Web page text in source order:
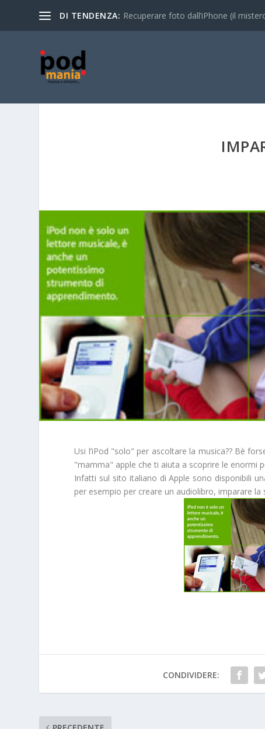
DI TENDENZA: Recuperare foto dall’iPhone (il
Usi l’iPod "solo" per ascoltare la musica?? Bè
"mamma" apple che ti aiuta a scoprire le enormi
Infatti sul sito italiano di Apple sono disponibili
per esempio per creare un audiolibro, imparare
CONDIVIDERE: